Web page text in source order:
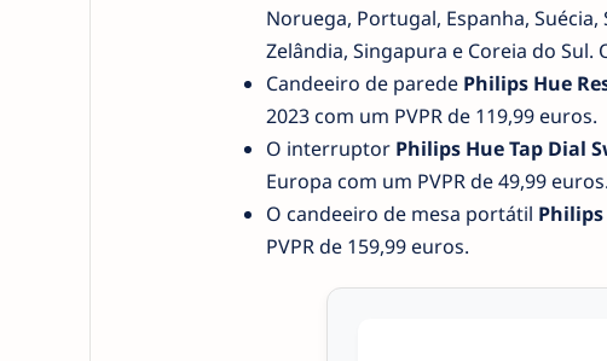
Noruega, Portugal, Espanha,
Zelândia, Singapura e Coreia do Sul.
Candeeiro de parede Philips Hue
2023 com um PVPR de 119,99 euros.
O interruptor Philips Hue Tap Dial
Europa com um PVPR de 49,99 euros.
O candeeiro de mesa portátil Philips
PVPR de 159,99 euros.